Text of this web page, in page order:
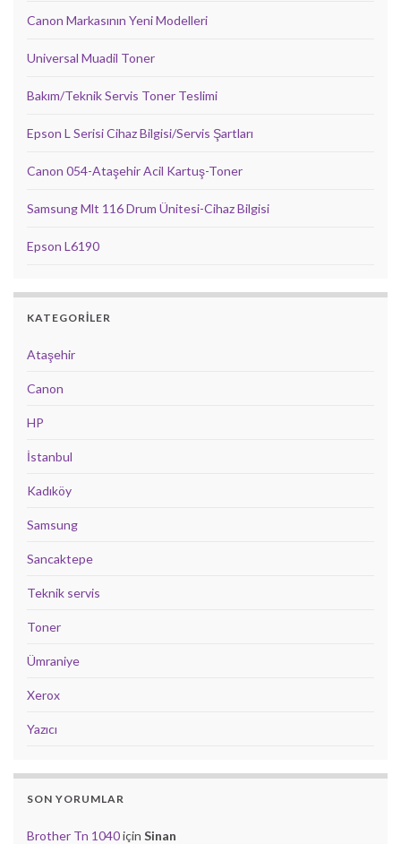
Canon Markasının Yeni Modelleri
Universal Muadil Toner
Bakım/Teknik Servis Toner Teslimi
Epson L Serisi Cihaz Bilgisi/Servis Şartları
Canon 054-Ataşehir Acil Kartuş-Toner
Samsung Mlt 116 Drum Ünitesi-Cihaz Bilgisi
Epson L6190
KATEGORILER
Ataşehir
Canon
HP
İstanbul
Kadıköy
Samsung
Sancaktepe
Teknik servis
Toner
Ümraniye
Xerox
Yazıcı
SON YORUMLAR
Brother Tn 1040için Sinan